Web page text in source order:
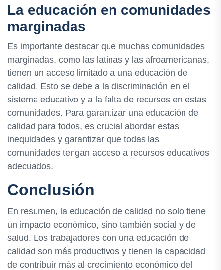
La educación en comunidades
marginadas
Es importante destacar que muchas comunidades
marginadas, como las latinas y las afroamericanas,
tienen un acceso limitado a una educación de
calidad. Esto se debe a la discriminación en el
sistema educativo y a la falta de recursos en estas
comunidades. Para garantizar una educación de
calidad para todos, es crucial abordar estas
inequidades y garantizar que todas las
comunidades tengan acceso a recursos educativos
adecuados.
Conclusión
En resumen, la educación de calidad no solo tiene
un impacto económico, sino también social y de
salud. Los trabajadores con una educación de
calidad son más productivos y tienen la capacidad
de contribuir más al crecimiento económico del